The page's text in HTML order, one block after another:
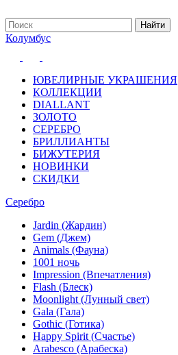
Колумбус
ЮВЕЛИРНЫЕ УКРАШЕНИЯ
КОЛЛЕКЦИИ
DIALLANT
ЗОЛОТО
СЕРЕБРО
БРИЛЛИАНТЫ
БИЖУТЕРИЯ
НОВИНКИ
СКИДКИ
Серебро
Jardin (Жардин)
Gem (Джем)
Animals (Фауна)
1001 ночь
Impression (Впечатления)
Flash (Блеск)
Moonlight (Лунный свет)
Gala (Гала)
Gothic (Готика)
Happy Spirit (Счастье)
Arabesco (Арабеска)